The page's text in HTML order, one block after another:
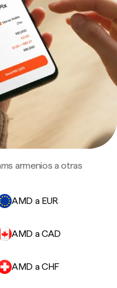
armenios a otras
AMD a EUR
AMD a CAD
AMD a CHF